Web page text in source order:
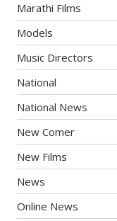
Marathi Films
Models
Music Directors
National
National News
New Comer
New Films
News
Online News